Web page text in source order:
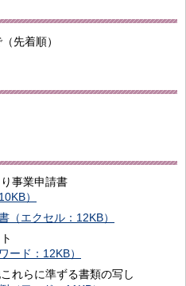
先着順）
り事業申請書
）
（エクセル：12KB）
ト
ード：12KB）
れらに準ずる書類の写し